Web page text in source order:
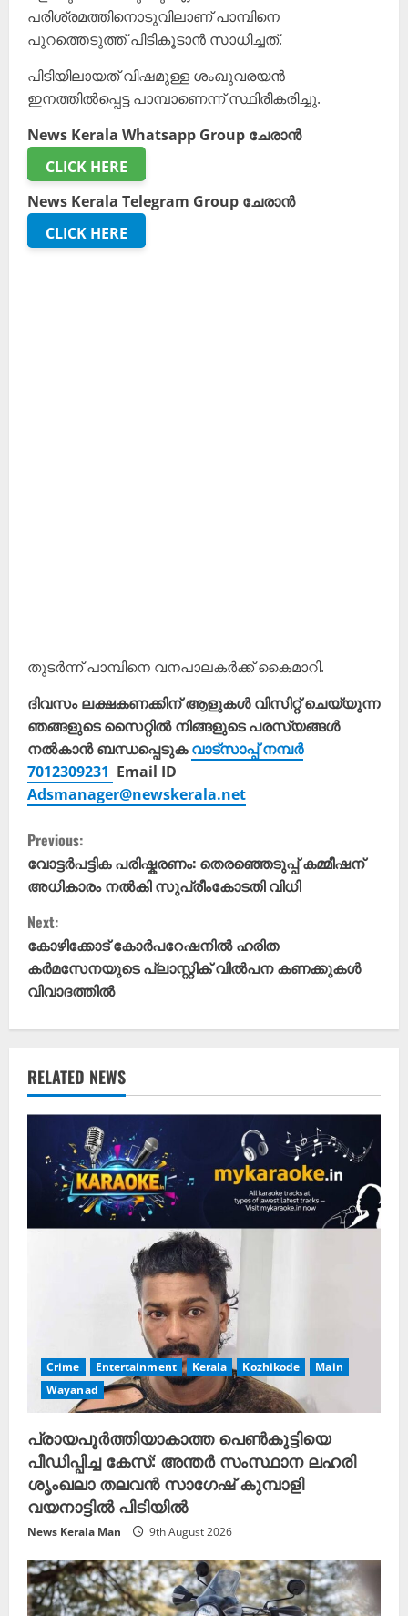
പരിശ്രമത്തിനൊടുവിലാണ് പാമ്പിനെ
പുറത്തെടുത്ത് പിടികൂടാൻ സാധിച്ചത്.
പിടിയിലായത് വിഷമുള്ള ശംഖുവരയൻ
ഇനത്തിൽപ്പെട്ട പാമ്പാണെന്ന് സ്ഥിരീകരിച്ചു.
News Kerala Whatsapp Group ചേരാൻ
CLICK HERE
News Kerala Telegram Group ചേരാൻ
CLICK HERE
തുടർന്ന് പാമ്പിനെ വനപാലകർക്ക് കൈമാറി.
ദിവസം ലക്ഷകണക്കിന് ആളുകൾ വിസിറ്റ് ചെയ്യുന്ന
ഞങ്ങളുടെ സൈറ്റിൽ നിങ്ങളുടെ പരസ്യങ്ങൾ
നൽകാൻ ബന്ധപ്പെടുകവാട്സാപ്പ് നമ്പർ
7012309231 Email ID
Adsmanager@newskerala.net
C
o
n
t
i
n
u
e
Previous:
വോട്ടർപട്ടിക പരിഷ്കരണം: തെരഞ്ഞെടുപ്പ് കമ്മീഷന്
അധികാരം നൽകി സുപ്രീംകോടതി വിധി
Next:
കോഴിക്കോട് കോർപറേഷനിൽ ഹരിത
കർമസേനയുടെ പ്ലാസ്റ്റിക് വിൽപന കണക്കുകൾ
വിവാദത്തിൽ
RELATED NEWS
Crime Entertainment Kerala Kozhikode
Main
Wayanad
പ്രായപൂർത്തിയാകാത്ത പെൺകുട്ടിയെ
പീഡിപ്പിച്ച കേസ്: അന്തർ സംസ്ഥാന ലഹരി
ശൃംഖലാ തലവൻ സാഗേഷ് കുമ്പാളി
വയനാട്ടിൽ പിടിയിൽ
News Kerala Man 9th August 2026